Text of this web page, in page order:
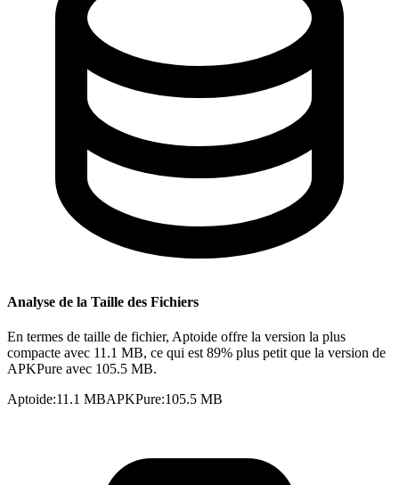
Analyse de la Taille des Fichiers
En termes de taille de fichier, Aptoide offre la version la plus
compacte avec 11.1 MB, ce qui est 89% plus petit que la version de
APKPure avec 105.5 MB.
Aptoide:11.1 MBAPKPure:105.5 MB